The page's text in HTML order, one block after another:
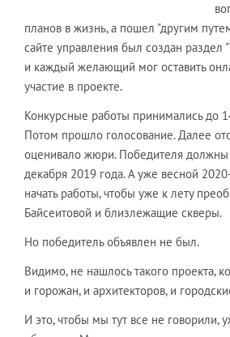
планов в жизнь, а пошел "другим
сайте управления был создан раздел
и каждый желающий мог оставить
участие в проекте.
Конкурсные работы принимались до
Потом прошло голосование. Далее
оценивало жюри. Победителя должны
декабря 2019 года. А уже весной
начать работы, чтобы уже к лету
Байсеитовой и близлежащие скверы.
Но победитель объявлен не был.
Видимо, не нашлось такого проекта,
и горожан, и архитекторов, и
И это, чтобы мы тут все не говорили,